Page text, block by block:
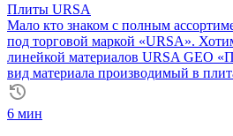
Плиты URSA
Мало кто знаком с полным
под торговой маркой «URSA».
линейкой материалов URSA GEO
вид материала производимый в
6 мин